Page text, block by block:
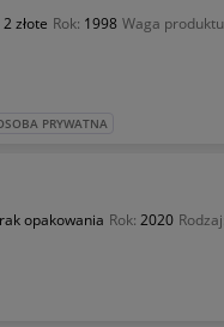
2 złote Rok: 1998 Waga
PRYWATNA
opakowania Rok: 2020 Rodzaj: